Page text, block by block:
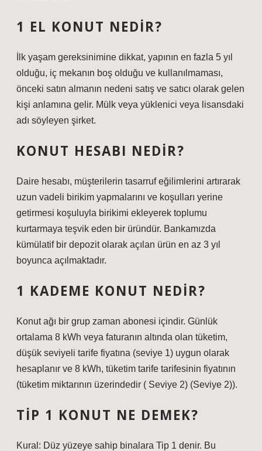
1 EL KONUT NEDIR?
İlk yaşam gereksinimine dikkat, yapının en fazla 5 yıl
olduğu, iç mekanın boş olduğu ve kullanılmaması,
önceki satın almanın nedeni satış ve satıcı olarak gelen
kişi anlamına gelir. Mülk veya yüklenici veya lisansdaki
adı söyleyen şirket.
KONUT HESABI NEDIR?
Daire hesabı, müşterilerin tasarruf eğilimlerini artırarak
uzun vadeli birikim yapmalarını ve koşulları yerine
getirmesi koşuluyla birikimi ekleyerek toplumu
kurtarmaya teşvik eden bir üründür. Bankamızda
kümülatif bir depozit olarak açılan ürün en az 3 yıl
boyunca açılmaktadır.
1 KADEME KONUT NEDIR?
Konut ağı bir grup zaman abonesi içindir. Günlük
ortalama 8 kWh veya faturanın altında olan tüketim,
düşük seviyeli tarife fiyatına (seviye 1) uygun olarak
hesaplanır ve 8 kWh, tüketim tarife tarifesinin fiyatının
(tüketim miktarının üzerindedir ( Seviye 2) (Seviye 2)).
TIP 1 KONUT NE DEMEK?
Kural: Düz yüzeye sahip binalara Tip 1 denir. Bu